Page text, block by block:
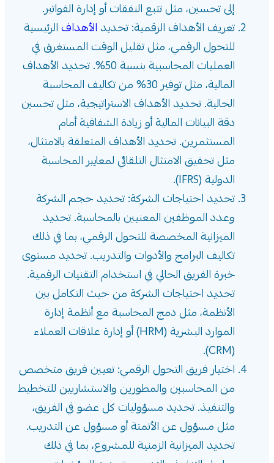
إلى تحسين، مثل تتبع النفقات أو إدارة الفواتير.
تعريف الأهداف الرقمية: تحديد الأهداف الرئيسية
للتحول الرقمي، مثل تقليل الوقت المستغرق في
العمليات المحاسبية بنسبة 50%. تحديد الأهداف
المالية، مثل توفير 30% من تكاليف المحاسبة
الحالية. تحديد الأهداف الاستراتيجية، مثل تحسين
دقة البيانات المالية أو زيادة الشفافية أمام
المستثمرين. تحديد الأهداف المتعلقة بالامتثال،
مثل تحقيق الامتثال التلقائي لمعايير المحاسبة
الدولية (IFRS).
تحديد احتياجات الشركة: تحديد حجم الشركة
وعدد الموظفين المعنيين بالمحاسبة. تحديد
الميزانية المخصصة للتحول الرقمي، بما في ذلك
تكاليف البرامج والأدوات والتدريب. تحديد مستوى
خبرة الفريق الحالي في استخدام التقنيات الرقمية.
تحديد احتياجات الشركة من حيث التكامل بين
الأنظمة، مثل دمج المحاسبة مع أنظمة إدارة
الموارد البشرية (HRM) أو إدارة علاقات العملاء
(CRM).
اختيار فريق التحول الرقمي: تعيين فريق متخصص
من المحاسبين والمطورين والاستشاريين للتخطيط
والتنفيذ. تحديد مسؤوليات كل عضو في الفريق،
مثل مسؤول عن الأتمتة أو مسؤول عن التدريب.
تحديد الميزانية الزمنية للمشروع، بما في ذلك